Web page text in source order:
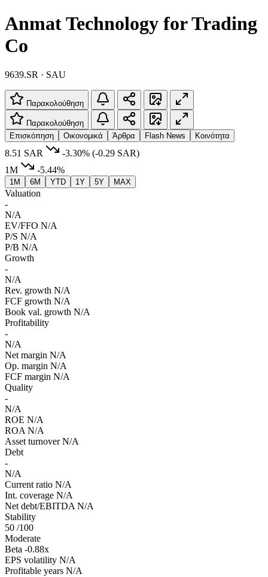
Anmat Technology for Trading
Co
9639.SR · SAU
Παρακολούθηση
Παρακολούθηση
Επισκόπηση
Οικονομικά Άρθρα Flash News Κοινότητα
8.51 SAR -3.30% (-0.29 SAR)
1M
-5.44%
1M 6M YTD 1Y 5Y MAX
Valuation
-
N/A
EV/FFO N/A
P/S N/A
P/B N/A
Growth
-
N/A
Rev. growth N/A
FCF growth N/A
Book val. growth N/A
Profitability
-
N/A
Net margin N/A
Op. margin N/A
FCF margin N/A
Quality
-
N/A
ROE N/A
ROA N/A
Asset turnover N/A
Debt
-
N/A
Current ratio N/A
Int. coverage N/A
Net debt/EBITDA N/A
Stability
50 /100
Moderate
Beta -0.88x
EPS volatility N/A
Profitable years N/A